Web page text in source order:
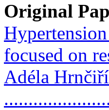
Original
focused on
Adéla